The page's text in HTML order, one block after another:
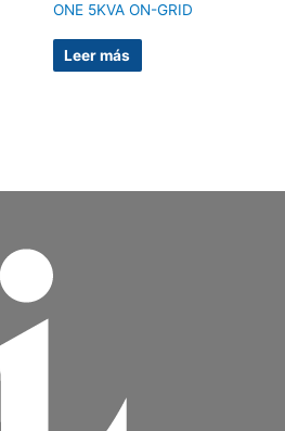
ONE 5KVA ON-GRID
Leer más